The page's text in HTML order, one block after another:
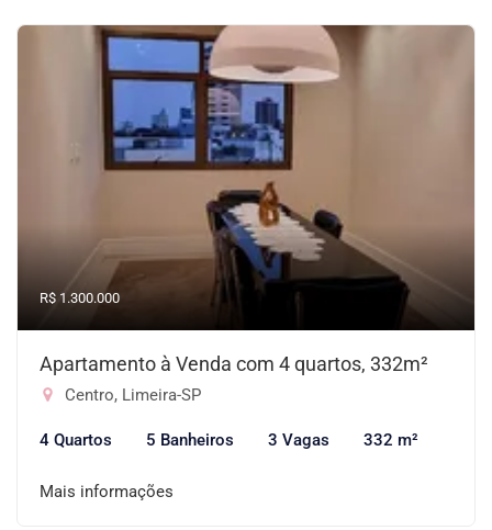
R$ 1.300.000
Apartamento à Venda com 4 quartos, 332m²
Centro, Limeira-SP
4 Quartos 5 Banheiros 3 Vagas 332 m²
Mais informações